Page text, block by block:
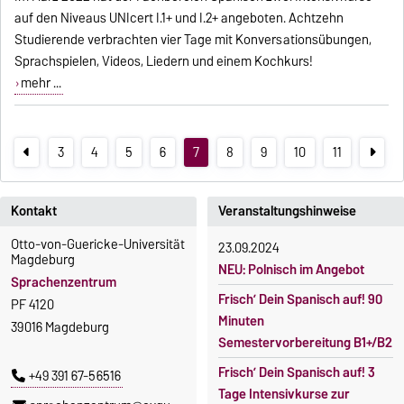
auf den Niveaus UNIcert I.1+ und I.2+ angeboten. Achtzehn
Studierende verbrachten vier Tage mit Konversationsübungen,
Sprachspielen, Videos, Liedern und einem Kochkurs!
mehr ...
3 4 5 6 7 8 9 10 11
Kontakt
Otto-von-Guericke-Universität
Magdeburg
Sprachenzentrum
PF 4120
39016 Magdeburg
+49 391 67-56516
Veranstaltungshinweise
23.09.2024
NEU: Polnisch im Angebot
Frisch’ Dein Spanisch auf! 90
Minuten
Semestervorbereitung B1+/B2
Frisch’ Dein Spanisch auf! 3
Tage Intensivkurse zur